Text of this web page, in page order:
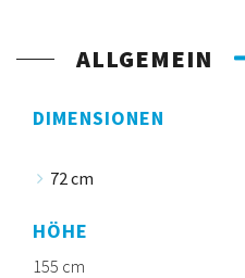
ALLGEMEIN
DIMENSIONEN
72 cm
HÖHE
155 cm